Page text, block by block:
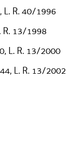
L. R. 40/1996
R. 13/1998
L. R. 13/2000
L. R. 13/2002